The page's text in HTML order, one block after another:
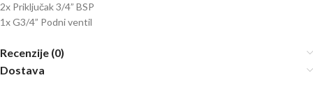
2x Priključak 3/4” BSP
1x G3/4” Podni ventil
Recenzije (0)
Dostava